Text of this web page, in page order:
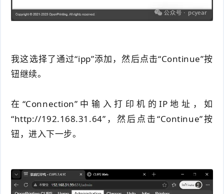
我这选择了通过“ipp”添加 ，然后点击“Continue”按
钮继续。
在“Connection”中输入打印机的IP地址，如
“http://192.168.31.64”，然后点击“Continue”按
钮，进入下一步。